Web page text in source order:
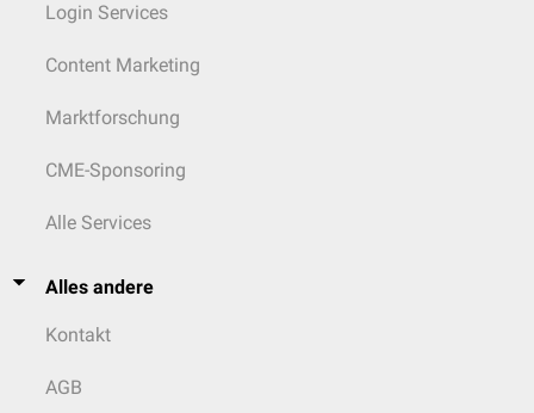
Login Services
Content Marketing
Marktforschung
CME-Sponsoring
Alle Services
Alles andere
Kontakt
AGB